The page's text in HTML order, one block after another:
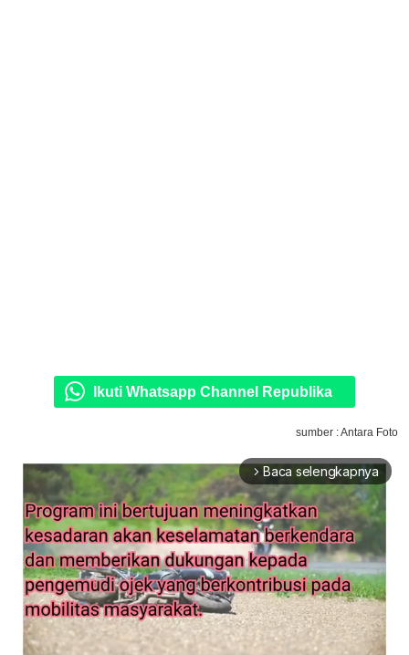
Ikuti Whatsapp Channel Republika
sumber : Antara Foto
arrow_forward_ios Baca selengkapnya